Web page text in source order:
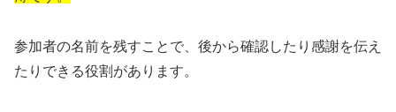
参加者の名前を残すことで、後から確認したり感謝を伝え
たりできる役割があります。